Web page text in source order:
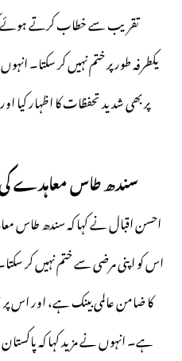
تقریب سے خطاب کرتے ہوئے
یکطرفہ طور پر ختم نہیں کر سکتا۔
پر بھی شدید تحفظات کا اظہار
سندھ طاس معاہدے کی
احسن اقبال نے کہا کہ سندھ طاس
اس کو اپنی مرضی سے ختم نہیں کر
کا ضامن عالمی بینک ہے، اور اس پر
ہے۔ انہوں نے مزید کہا کہ پاکستان